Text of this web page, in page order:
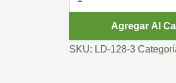
120
SIN
Agregar Al
SKU: LD-128-3